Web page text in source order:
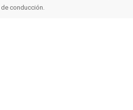
conducción.